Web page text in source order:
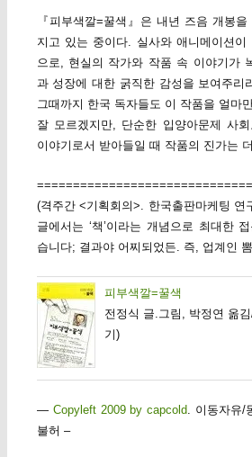
『피부색깔=꿀색』은 내년 즈음 개봉
지고 있는 중이다. 실사와 애니메이션이
으로, 현실의 작가와 작품 속 이야기가
과 성장에 대한 굵직한 감성을 보여주리
그때까지 한국 독자들도 이 작품을 얼마
잘 모르겠지만, 단순한 입양아문제 사
이야기로서 받아들일 때 작품의 진가는
(격주간 <기획회의>. 한국출판마케팅 연
글에서는 ‘책’이라는 개념으로 최대한
습니다; 결과야 어찌되었든. 즉, 업계인
피부색깔=꿀색
전정식 글.그림, 박정연 옮
기)
— Copyleft 2009 by capcold. 이동자유/
불허 –